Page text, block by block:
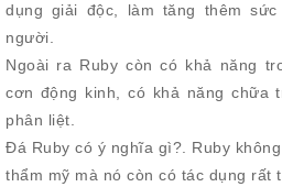
dụng giải độc, làm tăng thêm
người.
Ngoài ra Ruby còn có khả năng
cơn động kinh, có khả năng chữa
phân liệt.
Đá Ruby có ý nghĩa gì?. Ruby
thẩm mỹ mà nó còn có tác dụng rất